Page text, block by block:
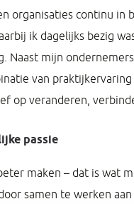
organisaties continu in
ik dagelijks bezig
Naast mijn
van
op veranderen,
passie
maken – dat is wat
samen te werken